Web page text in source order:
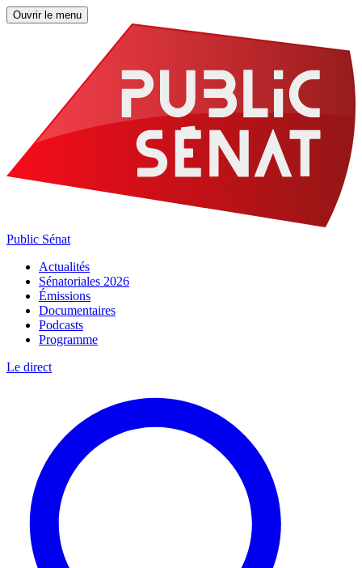
Ouvrir le menu
Public Sénat
Actualités
Sénatoriales 2026
Émissions
Documentaires
Podcasts
Programme
Le direct